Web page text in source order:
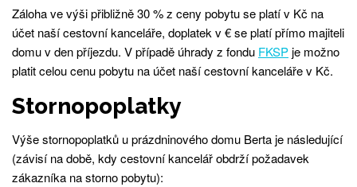
Záloha ve výši přibližně 30 % z ceny pobytu se platí v Kč na
účet naší cestovní kanceláře, doplatek v € se platí přímo majiteli
domu v den příjezdu. V případě úhrady z fondu FKSPje možno
platit celou cenu pobytu na účet naší cestovní kanceláře v Kč.
Stornopoplatky
Výše stornopoplatků u prázdninového domu Berta je následující
(závisí na době, kdy cestovní kancelář obdrží požadavek
zákazníka na storno pobytu):